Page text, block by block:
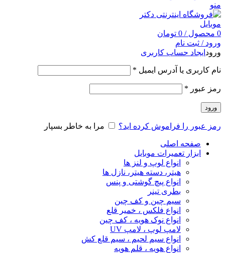
منو
0 محصول /
0 تومان
ورود / ثبت نام
ورود ایجاد حساب کاربری
نام کاربری یا آدرس ایمیل *
رمز عبور *
ورود
رمز عبور را فراموش کرده اید؟ مرا به خاطر بسپار
صفحه اصلی
ابزار تعمیرات موبایل
انواع لوپ و لنز ها
هیتر، دسته هیتر، نازل ها
انواع پیچ‌ گوشتی و پنس
بطری تینر
سیم چین و کف چین
انواع فلکس ، خمیر قلع
انواع نوک هویه ، کف چین
لامپ لوپ ، لامپ UV
انواع سیم لحیم ، سیم قلع کش
انواع هویه ، قلم هویه